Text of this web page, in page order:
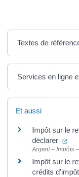
Textes de
Services en ligne
Et aussi
Impôt sur le
déclarer
Argent – Impôts
Impôt sur le
crédits d’impôt